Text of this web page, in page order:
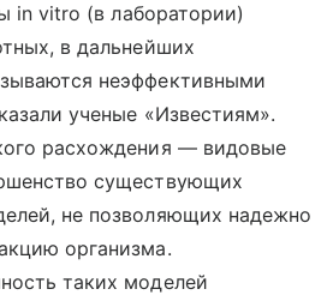
in vitro (в лаборатории)
в дальнейших
неэффективными
ученые «Известиям».
расхождения — видовые
существующих
не позволяющих надежно
организма.
таких моделей